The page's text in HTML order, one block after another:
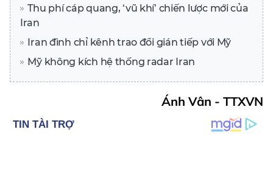
Thu phí cáp quang, ‘vũ khí’ chiến lược mới của
Iran
Iran đình chỉ kênh trao đổi gián tiếp với Mỹ
Mỹ không kích hệ thống radar Iran
Ánh Vân - TTXVN